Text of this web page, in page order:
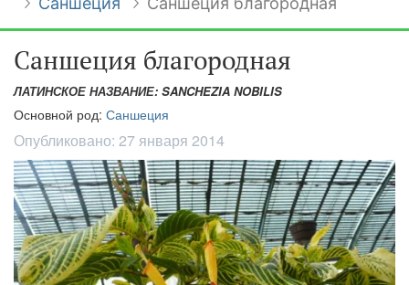
Саншеция благородная
ЛАТИНСКОЕ НАЗВАНИЕ: SANCHEZIA NOBILIS
Основной род: Саншеция
Опубликовано: 27 января 2014